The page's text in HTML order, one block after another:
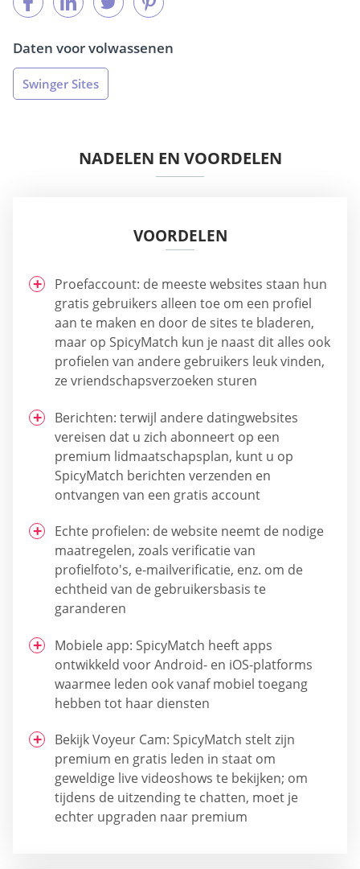
Daten voor volwassenen
Swinger Sites
NADELEN EN VOORDELEN
VOORDELEN
Proefaccount: de meeste websites staan hun
gratis gebruikers alleen toe om een profiel
aan te maken en door de sites te bladeren,
maar op SpicyMatch kun je naast dit alles ook
profielen van andere gebruikers leuk vinden,
ze vriendschapsverzoeken sturen
Berichten: terwijl andere datingwebsites
vereisen dat u zich abonneert op een
premium lidmaatschapsplan, kunt u op
SpicyMatch berichten verzenden en
ontvangen van een gratis account
Echte profielen: de website neemt de nodige
maatregelen, zoals verificatie van
profielfoto's, e-mailverificatie, enz. om de
echtheid van de gebruikersbasis te
garanderen
Mobiele app: SpicyMatch heeft apps
ontwikkeld voor Android- en iOS-platforms
waarmee leden ook vanaf mobiel toegang
hebben tot haar diensten
Bekijk Voyeur Cam: SpicyMatch stelt zijn
premium en gratis leden in staat om
geweldige live videoshows te bekijken; om
tijdens de uitzending te chatten, moet je
echter upgraden naar premium